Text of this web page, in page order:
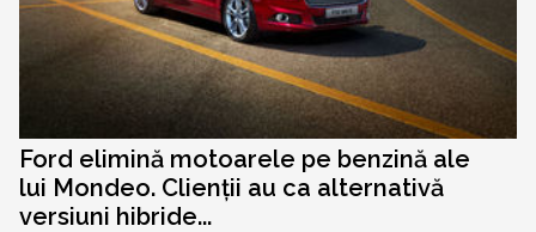
Ford elimină motoarele pe benzină ale
lui Mondeo. Clienții au ca alternativă
versiuni hibride...